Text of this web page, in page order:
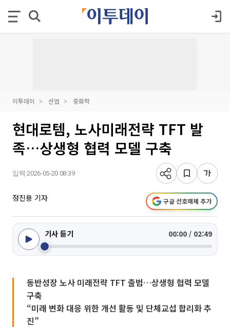
이투데이 산업 중화학
현대로템, 노사미래전략 TFT 발
족…상생형 협력 모델 구축
입력 2026-05-20 08:39
정진용 기자 구글 선호매체 추가
기사 듣기 00:00 / 02:49
동반성장 노사 미래전략 TFT 출범…상생형 협력 모델
구축
“미래 변화 대응 위한 개선 활동 및 단체교섭 합리화 추
진”